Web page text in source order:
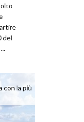
del
con la più